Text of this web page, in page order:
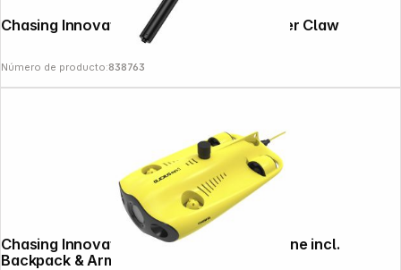
Chasing Innovation Gladius MiniS Grabber Claw
Número de producto:838763
Chasing Innovation Gladius MiniS 4K Drone incl.
Backpack & Arm